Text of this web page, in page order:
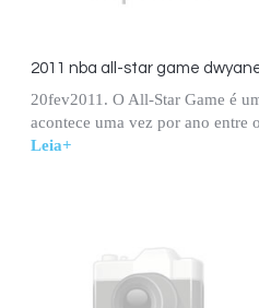
2011 nba all-star game
20fev2011. O All-Star Game é
acontece uma vez por ano entre
Leia+